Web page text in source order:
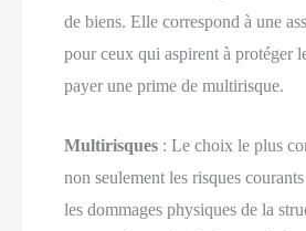
de biens. Elle correspond à une
pour ceux qui aspirent à protéger
payer une prime de multirisque.
Multirisques : Le choix le plus
non seulement les risques
les dommages physiques de la